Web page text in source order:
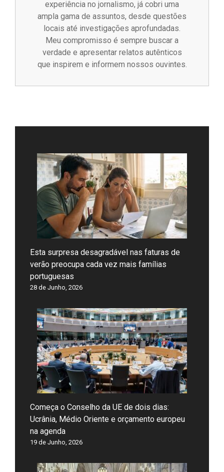
experiência no jornalismo, já cobri uma
ampla gama de assuntos, desde questões
locais até investigações aprofundadas.
Meu compromisso é sempre buscar a
verdade e apresentar relatos autênticos
que inspirem e informem nossos ouvintes.
Esta surpresa desagradável nas faturas de
verão preocupa cada vez mais famílias
portuguesas
28 de Junho, 2026
Começa o Conselho da UE de dois dias:
Ucrânia, Médio Oriente e orçamento europeu
na agenda
19 de Junho, 2026